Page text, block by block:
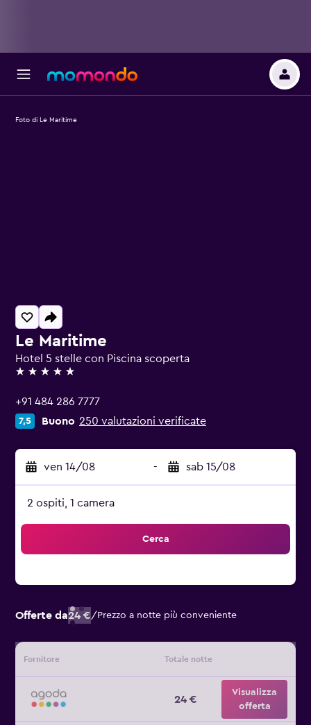
Le Maritime
Hotel 5 stelle con Piscina scoperta
5 stelle
+91 484 286 7777
7,5 Buono 250 valutazioni verificate
ven 14/08 - sab 15/08
2 ospiti, 1 camera
Cerca
Offerte da24 €/ Prezzo a notte più conveniente
Fornitore Totale notte
24 €
Visualizza
offerta
Foto di Le Maritime